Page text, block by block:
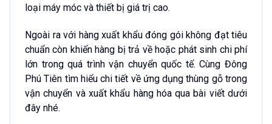
loại máy móc và thiết bị giá trị cao.
Ngoài ra với hàng xuất khẩu đóng gói không đạt tiêu
chuẩn còn khiến hàng bị trả về hoặc phát sinh chi phí
lớn trong quá trình vận chuyển quốc tế. Cùng Đông
Phú Tiên tìm hiểu chi tiết về ứng dụng thùng gỗ trong
vận chuyển và xuất khẩu hàng hóa qua bài viết dưới
đây nhé.